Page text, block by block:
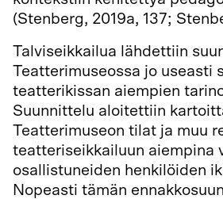
(Stenberg, 2019a, 137;
Talviseikkailua lähdettiin
Teatterimuseossa jo useasti
teatterikissan aiempien
Suunnittelu aloitettiin
Teatterimuseon tilat ja muu
teatteriseikkailuun aiempina
osallistuneiden henkilöiden
Nopeasti tämän